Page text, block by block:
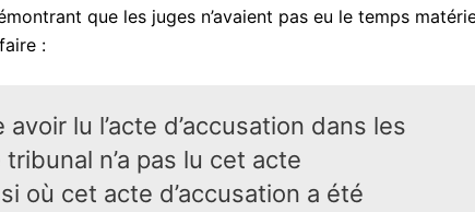
que les juges n’avaient pas eu le temps
:
lu l’acte d’accusation dans les
n’a pas lu cet acte
où cet acte d’accusation a été